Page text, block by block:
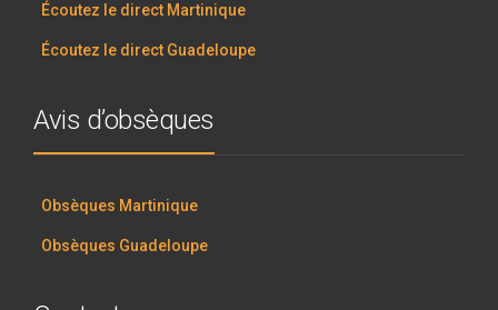
Écoutez le direct Martinique
Écoutez le direct Guadeloupe
Avis d’obsèques
Obsèques Martinique
Obsèques Guadeloupe